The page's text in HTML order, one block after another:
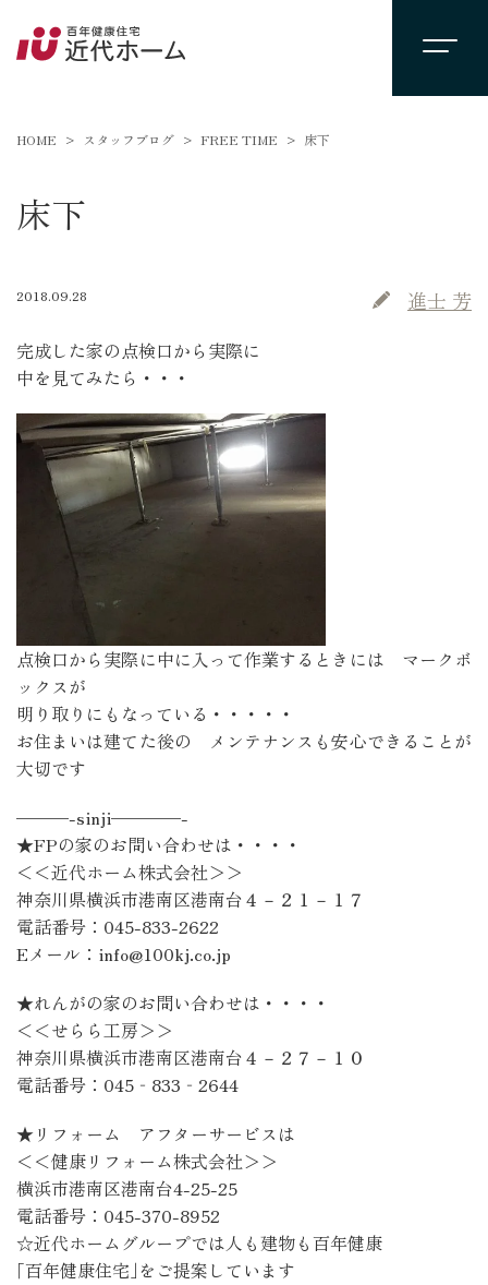
HOME スタッフブログ FREE TIME 床下
床下
2018.09.28 進士 芳
完成した家の点検口から実際に
中を見てみたら・・・
点検口から実際に中に入って作業するときには マークボ
ックスが
明り取りにもなっている・・・・・
お住まいは建てた後の メンテナンスも安心できることが
大切です
———-sinji————-
★FPの家のお問い合わせは・・・・
＜＜近代ホーム株式会社＞＞
神奈川県横浜市港南区港南台４－２１－１７
電話番号：045-833-2622
Eメール：info@100kj.co.jp
★れんがの家のお問い合わせは・・・・
＜＜せらら工房＞＞
神奈川県横浜市港南区港南台４－２７－１０
電話番号：045‐833‐2644
★リフォーム アフターサービスは
＜＜健康リフォーム株式会社＞＞
横浜市港南区港南台4-25-25
電話番号：045-370-8952
☆近代ホームグループでは人も建物も百年健康
｢百年健康住宅｣をご提案しています